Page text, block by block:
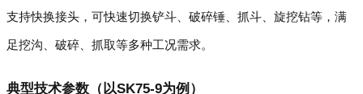
支持快换接头，可快速切换铲斗、破碎锤、抓斗、旋挖钻等，满
足挖沟、破碎、抓取等多种工况需求。
典型技术参数（以SK75-9为例）